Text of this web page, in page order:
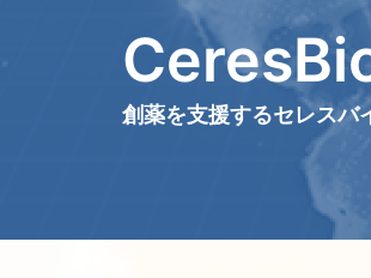
創薬を支援するセレスバ